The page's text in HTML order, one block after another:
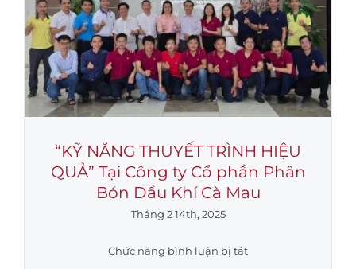
Chúc
mừng
Xuân
Ất
Tỵ
2025
“KỸ NĂNG THUYẾT TRÌNH HIỆU
QUẢ” Tại Công ty Cổ phần Phân
Bón Dầu Khí Cà Mau
Tháng 2 14th, 2025
Chức năng bình luận bị tắtở